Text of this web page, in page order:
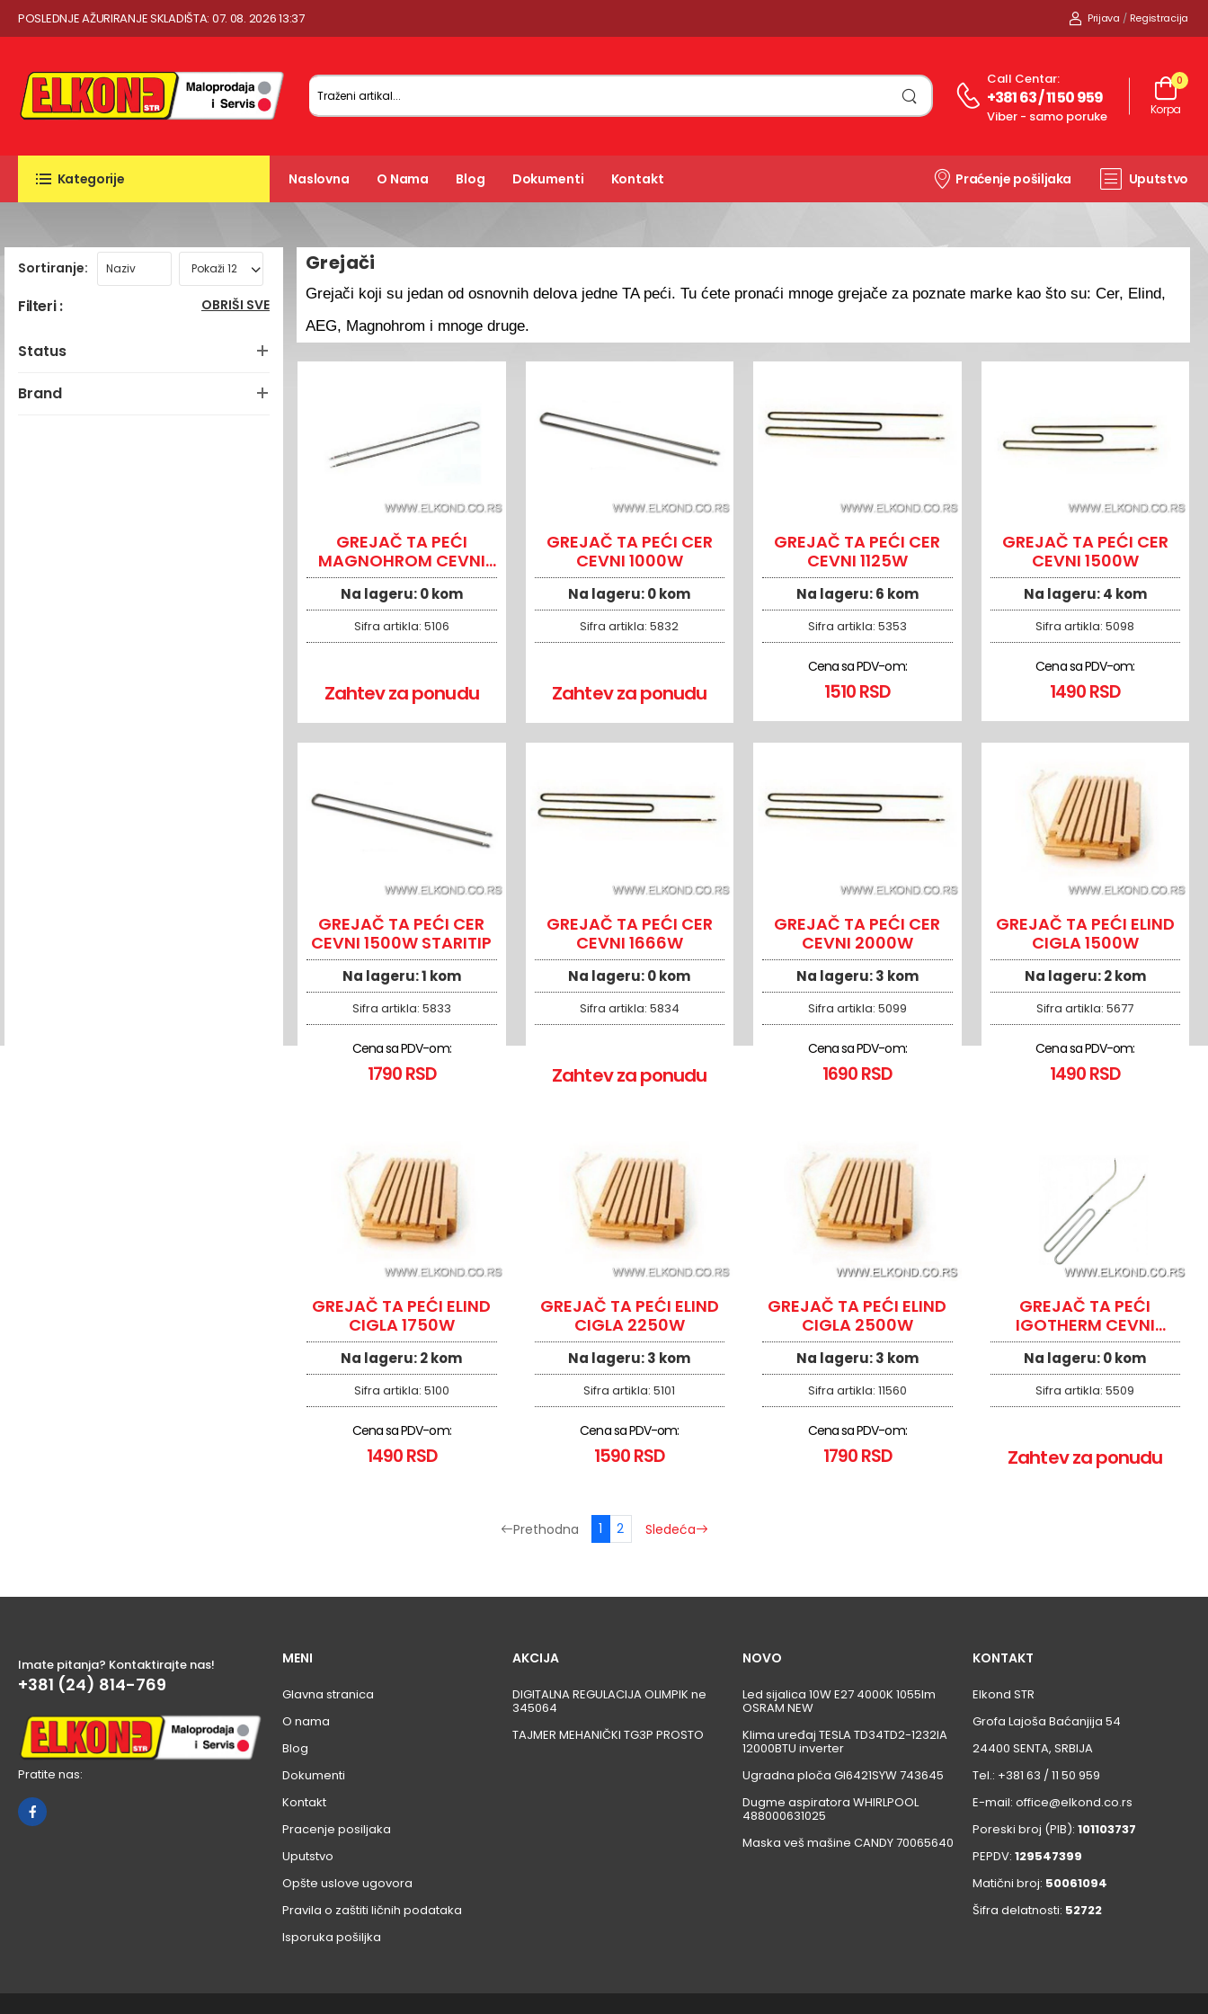
POSLEDNJE AŽURIRANJE SKLADIŠTA: 07. 08. 2026 13:37 Prijava / Registracija
Call Centar:
+381 63 / 11 50 959
Viber - samo poruke
0
Korpa
Kategorije Naslovna O Nama Blog Dokumenti Kontakt Praćenje pošiljaka Uputstvo
Sortiranje:
Filteri : OBRIŠI SVE
Status
Brand
Grejači
Grejači koji su jedan od osnovnih delova jedne TA peći. Tu ćete pronaći mnoge grejače za poznate marke kao što su: Cer, Elind,
AEG, Magnohrom i mnoge druge.
GREJAČ TA PEĆI
MAGNOHROM CEVNI
1666W
Na lageru:0 kom
Sifra artikla: 5106
Zahtev za ponudu
GREJAČ TA PEĆI CER
CEVNI 1000W
Na lageru:0 kom
Sifra artikla:5832
Zahtev za ponudu
GREJAČ TA PEĆI CER
CEVNI 1125W
Na lageru:6 kom
Sifra artikla: 5353
Cena sa PDV-om:
1510 RSD
GREJAČ TA PEĆI CER
CEVNI 1500W
Na lageru:4 kom
Sifra artikla:5098
Cena sa PDV-om:
1490 RSD
GREJAČ TA PEĆI CER
CEVNI 1500W STARITIP
Na lageru:1 kom
Sifra artikla: 5833
Cena sa PDV-om:
1790 RSD
GREJAČ TA PEĆI CER
CEVNI 1666W
Na lageru:0 kom
Sifra artikla: 5834
Zahtev za ponudu
GREJAČ TA PEĆI CER
CEVNI 2000W
Na lageru:3 kom
Sifra artikla: 5099
Cena sa PDV-om:
1690 RSD
GREJAČ TA PEĆI ELIND
CIGLA 1500W
Na lageru:2 kom
Sifra artikla:5677
Cena sa PDV-om:
1490 RSD
GREJAČ TA PEĆI ELIND
CIGLA 1750W
Na lageru:2 kom
Sifra artikla: 5100
Cena sa PDV-om:
1490 RSD
GREJAČ TA PEĆI ELIND
CIGLA 2250W
Na lageru:3 kom
Sifra artikla:5101
Cena sa PDV-om:
1590 RSD
GREJAČ TA PEĆI ELIND
CIGLA 2500W
Na lageru:3 kom
Sifra artikla: 11560
Cena sa PDV-om:
1790 RSD
GREJAČ TA PEĆI
IGOTHERM CEVNI
835W
Na lageru:0 kom
Sifra artikla:5509
Zahtev za ponudu
Prethodna 1 2 Sledeća
Imate pitanja? Kontaktirajte nas!
+381 (24) 814-769
Pratite nas:
MENI
Glavna stranica
O nama
Blog
Dokumenti
Kontakt
Pracenje posiljaka
Uputstvo
Opšte uslove ugovora
Pravila o zaštiti ličnih podataka
Isporuka pošiljka
AKCIJA
DIGITALNA REGULACIJA OLIMPIK ne
345064
TAJMER MEHANIČKI TG3P PROSTO
NOVO
Led sijalica 10W E27 4000K 1055lm
OSRAM NEW
Klima uređaj TESLA TD34TD2-1232IA
12000BTU inverter
Ugradna ploča GI6421SYW 743645
Dugme aspiratora WHIRLPOOL
488000631025
Maska veš mašine CANDY 70065640
KONTAKT
Elkond STR
Grofa Lajoša Baćanjija 54
24400 SENTA, SRBIJA
Tel.: +381 63 / 11 50 959
E-mail: office@elkond.co.rs
Poreski broj (PIB): 101103737
PEPDV: 129547399
Matični broj: 50061094
Šifra delatnosti: 52722